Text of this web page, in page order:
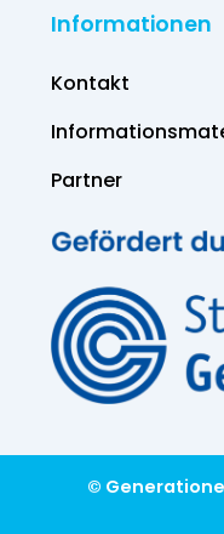
Informationen
Kontakt
Partner
©